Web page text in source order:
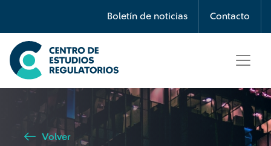
Boletín de noticias Contacto
Búsqueda
Seleccione país
Tipo de artículo
Volver